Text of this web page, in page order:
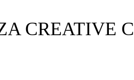
CREATIVE